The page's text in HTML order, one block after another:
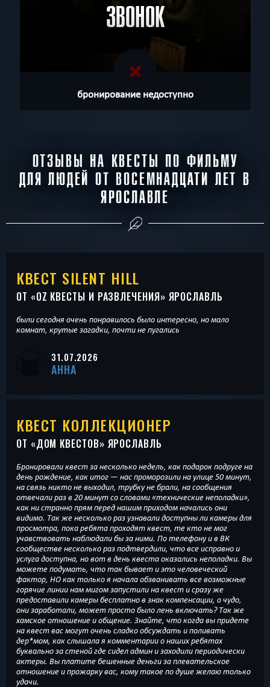
ЗВОНОК
бронирование недоступно
ОТЗЫВЫ НА КВЕСТЫ ПО ФИЛЬМУ
ДЛЯ ЛЮДЕЙ ОТ ВОСЕМНАДЦАТИ ЛЕТ В
ЯРОСЛАВЛЕ
КВЕСТ SILENT HILL
ОТ «OZ КВЕСТЫ И РАЗВЛЕЧЕНИЯ» ЯРОСЛАВЛЬ
были сегодня очень понравилось было интересно, но мало
комнат, крутые загадки, почти не пугались
31.07.2026
АННА
КВЕСТ КОЛЛЕКЦИОНЕР
ОТ «ДОМ КВЕСТОВ» ЯРОСЛАВЛЬ
Бронировали квест за несколько недель, как подарок подруге на
день рождение, как итог — нас проморозили на улице 50 минут,
на связь никто не выходил, трубку не брали, на сообщения
отвечали раз в 20 минут со словами «технические неполадки»,
как ни странно прям перед нашим приходом начались они
видимо. Так же несколько раз узнавали доступны ли камеры для
просмотра, пока ребята проходят квест, те кто не мог
учавствовать наблюдали бы за ними. По телефону и в ВК
сообществе несколько раз подтвердили, что все исправно и
услуга доступна, но вот в день квеста оказались неполадки. Вы
можете подумать, что так бывает и это человеческий
фактор, НО как только я начала обзванивать все возможные
горячие линии нам мигом запустили на квест и сразу же
предоставили камеры бесплатно в знак компенсации, о чудо,
они заработали, может просто было лень включать? Так же
хамское отношение и общение. Знайте, что когда вы придете
на квест вас могут очень сладко обсуждать и поливать
дер*мом, как слышала я комментарии о наших ребятах
буквально за стеной где сидел админ и заходили периодически
актеры. Вы платите бешенные деньги за плевательское
отношение и прожарку вас, кому такое по душе желаю только
удачи.